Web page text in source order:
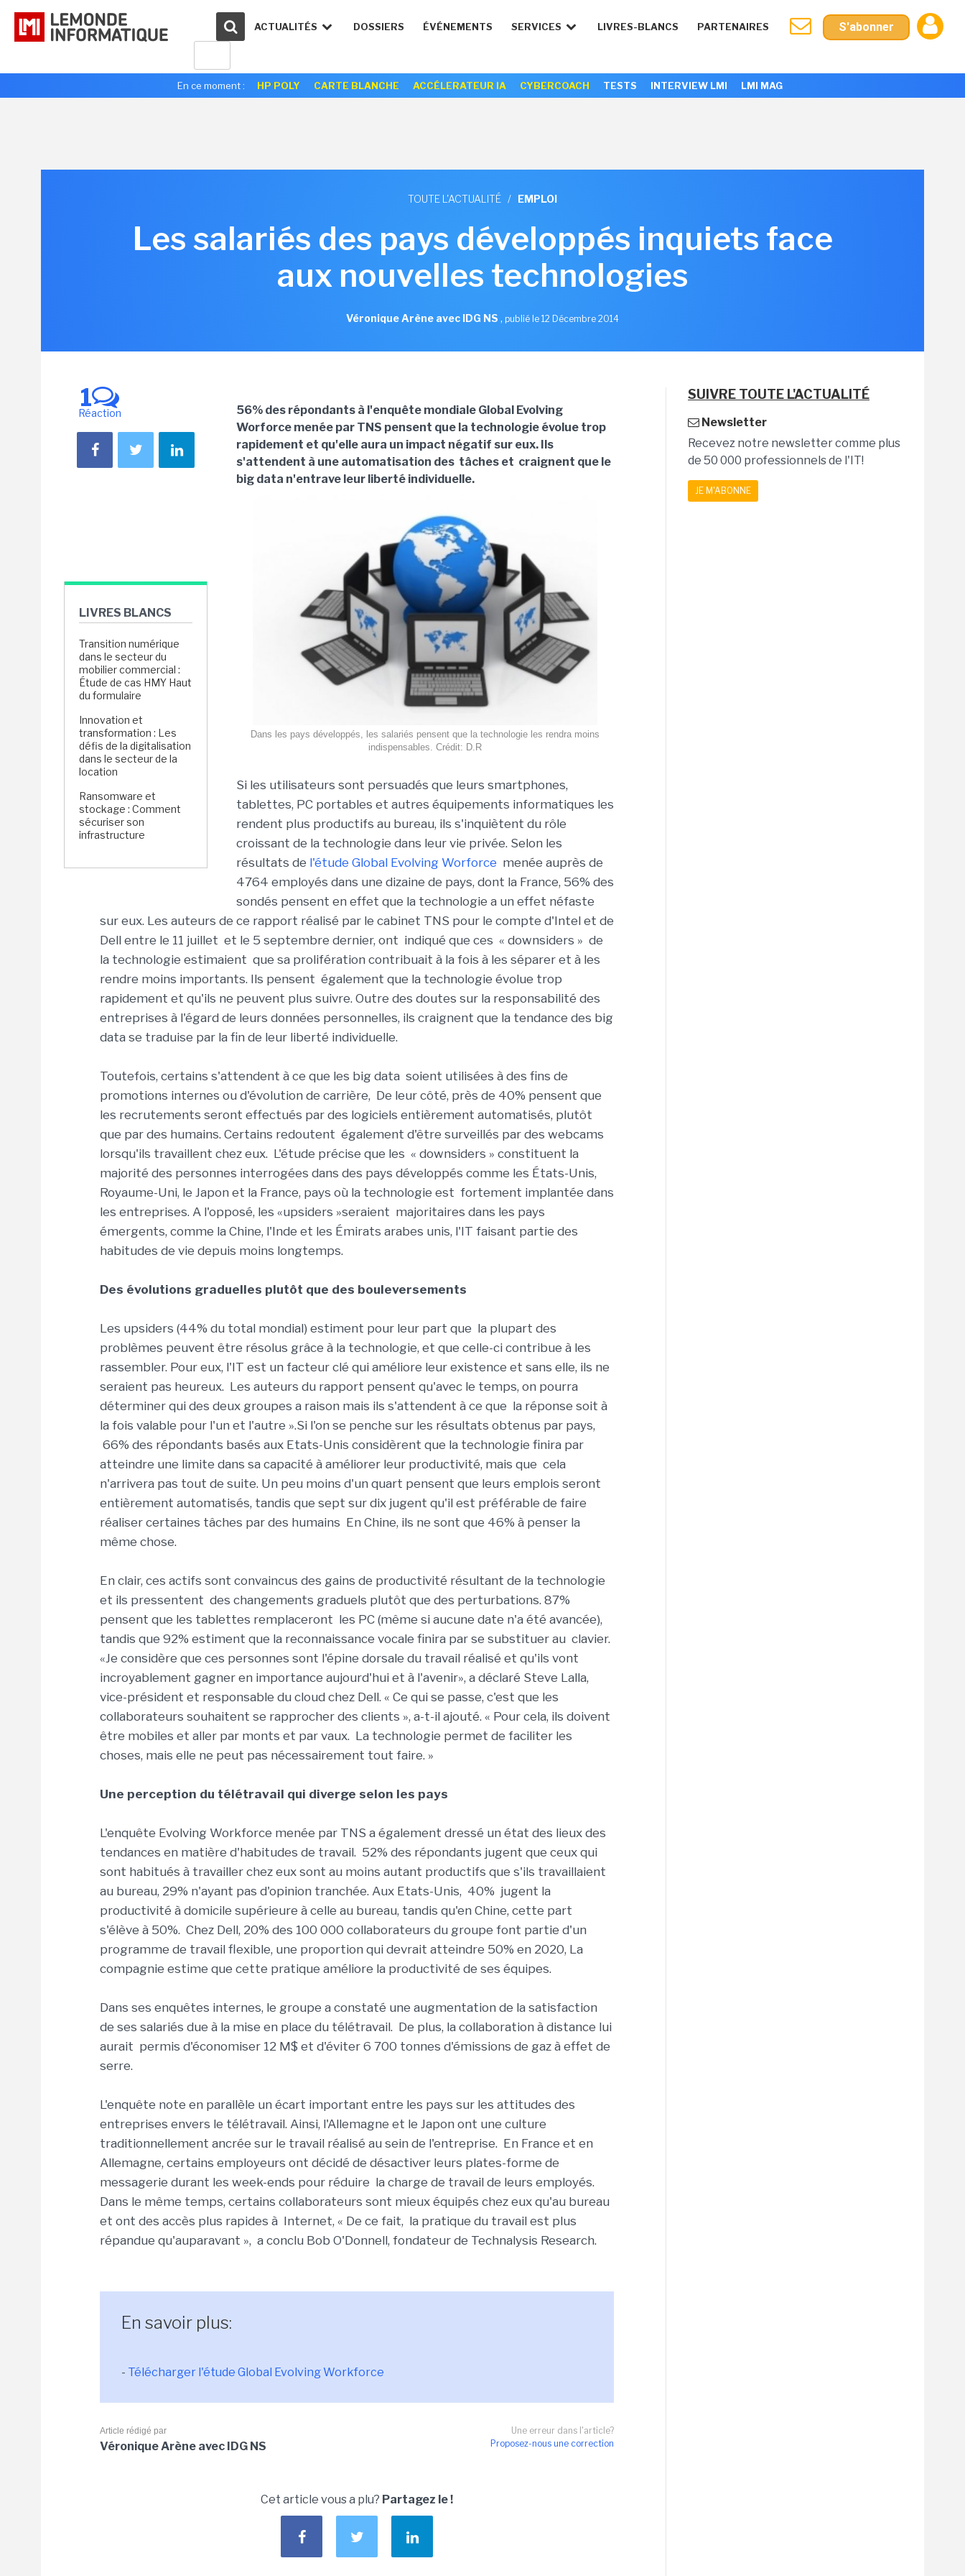
ACTUALITÉS DOSSIERS ÉVÉNEMENTS SERVICES LIVRES-BLANCS PARTENAIRES S'abonner
En ce moment : HP POLY CARTE BLANCHE ACCÉLERATEUR IA CYBERCOACH TESTS INTERVIEW LMI LMI MAG
TOUTE L'ACTUALITÉ / EMPLOI
Les salariés des pays développés inquiets face
aux nouvelles technologies
Véronique Arène avec IDG NS , publié le 12 Décembre 2014
1
Réaction
LIVRES BLANCS
Transition numérique
dans le secteur du
mobilier commercial :
Étude de cas HMY Haut
du formulaire
Innovation et
transformation : Les
défis de la digitalisation
dans le secteur de la
location
Ransomware et
stockage : Comment
sécuriser son
infrastructure
56% des répondants à l'enquête mondiale Global Evolving
Worforce menée par TNS pensent que la technologie évolue trop
rapidement et qu'elle aura un impact négatif sur eux. Ils
s'attendent à une automatisation des tâches et craignent que le
big data n'entrave leur liberté individuelle.
Dans les pays développés, les salariés pensent que la technologie les rendra moins
indispensables. Crédit: D.R
Si les utilisateurs sont persuadés que leurs smartphones,
tablettes, PC portables et autres équipements informatiques les
rendent plus productifs au bureau, ils s'inquiètent du rôle
croissant de la technologie dans leur vie privée. Selon les
résultats de l'étude Global Evolving Worforce menée auprès de
4764 employés dans une dizaine de pays, dont la France, 56% des
sondés pensent en effet que la technologie a un effet néfaste
sur eux. Les auteurs de ce rapport réalisé par le cabinet TNS pour le compte d'Intel et de
Dell entre le 11 juillet et le 5 septembre dernier, ont indiqué que ces « downsiders » de
la technologie estimaient que sa prolifération contribuait à la fois à les séparer et à les
rendre moins importants. Ils pensent également que la technologie évolue trop
rapidement et qu'ils ne peuvent plus suivre. Outre des doutes sur la responsabilité des
entreprises à l'égard de leurs données personnelles, ils craignent que la tendance des big
data se traduise par la fin de leur liberté individuelle.
Toutefois, certains s'attendent à ce que les big data soient utilisées à des fins de
promotions internes ou d'évolution de carrière, De leur côté, près de 40% pensent que
les recrutements seront effectués par des logiciels entièrement automatisés, plutôt
que par des humains. Certains redoutent également d'être surveillés par des webcams
lorsqu'ils travaillent chez eux. L'étude précise que les « downsiders » constituent la
majorité des personnes interrogées dans des pays développés comme les États-Unis,
Royaume-Uni, le Japon et la France, pays où la technologie est fortement implantée dans
les entreprises. A l'opposé, les «upsiders »seraient majoritaires dans les pays
émergents, comme la Chine, l'Inde et les Émirats arabes unis, l'IT faisant partie des
habitudes de vie depuis moins longtemps.
Des évolutions graduelles plutôt que des bouleversements
Les upsiders (44% du total mondial) estiment pour leur part que la plupart des
problèmes peuvent être résolus grâce à la technologie, et que celle-ci contribue à les
rassembler. Pour eux, l'IT est un facteur clé qui améliore leur existence et sans elle, ils ne
seraient pas heureux. Les auteurs du rapport pensent qu'avec le temps, on pourra
déterminer qui des deux groupes a raison mais ils s'attendent à ce que la réponse soit à
la fois valable pour l'un et l'autre ».Si l'on se penche sur les résultats obtenus par pays,
66% des répondants basés aux Etats-Unis considèrent que la technologie finira par
atteindre une limite dans sa capacité à améliorer leur productivité, mais que cela
n'arrivera pas tout de suite. Un peu moins d'un quart pensent que leurs emplois seront
entièrement automatisés, tandis que sept sur dix jugent qu'il est préférable de faire
réaliser certaines tâches par des humains En Chine, ils ne sont que 46% à penser la
même chose.
En clair, ces actifs sont convaincus des gains de productivité résultant de la technologie
et ils pressentent des changements graduels plutôt que des perturbations. 87%
pensent que les tablettes remplaceront les PC (même si aucune date n'a été avancée),
tandis que 92% estiment que la reconnaissance vocale finira par se substituer au clavier.
«Je considère que ces personnes sont l'épine dorsale du travail réalisé et qu'ils vont
incroyablement gagner en importance aujourd'hui et à l'avenir», a déclaré Steve Lalla,
vice-président et responsable du cloud chez Dell. « Ce qui se passe, c'est que les
collaborateurs souhaitent se rapprocher des clients », a-t-il ajouté. « Pour cela, ils doivent
être mobiles et aller par monts et par vaux. La technologie permet de faciliter les
choses, mais elle ne peut pas nécessairement tout faire. »
Une perception du télétravail qui diverge selon les pays
L'enquête Evolving Workforce menée par TNS a également dressé un état des lieux des
tendances en matière d'habitudes de travail. 52% des répondants jugent que ceux qui
sont habitués à travailler chez eux sont au moins autant productifs que s'ils travaillaient
au bureau, 29% n'ayant pas d'opinion tranchée. Aux Etats-Unis, 40% jugent la
productivité à domicile supérieure à celle au bureau, tandis qu'en Chine, cette part
s'élève à 50%. Chez Dell, 20% des 100 000 collaborateurs du groupe font partie d'un
programme de travail flexible, une proportion qui devrait atteindre 50% en 2020, La
compagnie estime que cette pratique améliore la productivité de ses équipes.
Dans ses enquêtes internes, le groupe a constaté une augmentation de la satisfaction
de ses salariés due à la mise en place du télétravail. De plus, la collaboration à distance lui
aurait permis d'économiser 12 M$ et d'éviter 6 700 tonnes d'émissions de gaz à effet de
serre.
L'enquête note en parallèle un écart important entre les pays sur les attitudes des
entreprises envers le télétravail. Ainsi, l'Allemagne et le Japon ont une culture
traditionnellement ancrée sur le travail réalisé au sein de l'entreprise. En France et en
Allemagne, certains employeurs ont décidé de désactiver leurs plates-forme de
messagerie durant les week-ends pour réduire la charge de travail de leurs employés.
Dans le même temps, certains collaborateurs sont mieux équipés chez eux qu'au bureau
et ont des accès plus rapides à Internet, « De ce fait, la pratique du travail est plus
répandue qu'auparavant », a conclu Bob O'Donnell, fondateur de Technalysis Research.
En savoir plus:
- Télécharger l'étude Global Evolving Workforce
Une erreur dans l'article?
Proposez-nous une correction
Article rédigé par
Véronique Arène avec IDG NS
Cet article vous a plu? Partagez le !
SUIVRE TOUTE L'ACTUALITÉ
Newsletter
Recevez notre newsletter comme plus
de 50 000 professionnels de l'IT!
JE M'ABONNE